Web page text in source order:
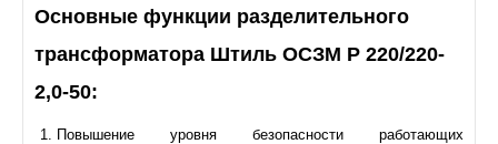
Основные функции разделительного
трансформатора Штиль ОСЗМ Р 220/220-
2,0-50:
Повышение уровня безопасности работающих